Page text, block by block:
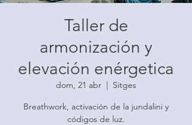
Taller de
armonización y
elevación enérgetica
dom, 21 abr
  |
Sitges
Breathwork, activación de la jundalini y
códigos de luz.